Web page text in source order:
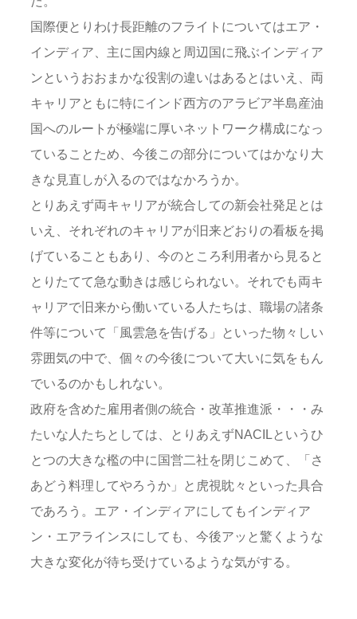
国際便とりわけ長距離のフライトについてはエア・
インディア、主に国内線と周辺国に飛ぶインディア
ンというおおまかな役割の違いはあるとはいえ、両
キャリアともに特にインド西方のアラビア半島産油
国へのルートが極端に厚いネットワーク構成になっ
ていることため、今後この部分についてはかなり大
きな見直しが入るのではなかろうか。
とりあえず両キャリアが統合しての新会社発足とは
いえ、それぞれのキャリアが旧来どおりの看板を掲
げていることもあり、今のところ利用者から見ると
とりたてて急な動きは感じられない。それでも両キ
ャリアで旧来から働いている人たちは、職場の諸条
件等について「風雲急を告げる」といった物々しい
雰囲気の中で、個々の今後について大いに気をもん
でいるのかもしれない。
政府を含めた雇用者側の統合・改革推進派・・・み
たいな人たちとしては、とりあえずNACILというひ
とつの大きな檻の中に国営二社を閉じこめて、「さ
あどう料理してやろうか」と虎視眈々といった具合
であろう。エア・インディアにしてもインディア
ン・エアラインスにしても、今後アッと驚くような
大きな変化が待ち受けているような気がする。